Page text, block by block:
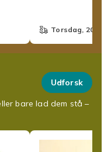
torsdag, 20 aug.
Udforsk
bare lad dem stå –